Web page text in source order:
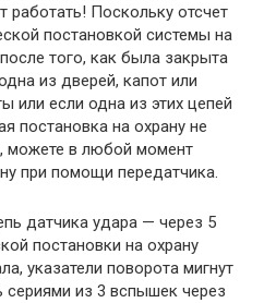
работать! Поскольку отсчет
постановкой системы на
того, как была закрыта
из дверей, капот или
или если одна из этих цепей
постановка на охрану не
можете в любой момент
при помощи передатчика.
датчика удара — через 5
постановки на охрану
указатели поворота мигнут
из 3 вспышек через